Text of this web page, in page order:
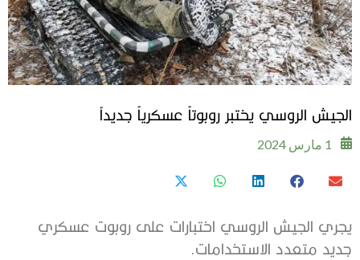
الجيش الروسي يختبر روبوتاً عسكرياً جديداً
1 مارس 2024
يجري الجيش الروسي اختبارات على روبوت عسكري
جديد متعدد الاستخدامات.